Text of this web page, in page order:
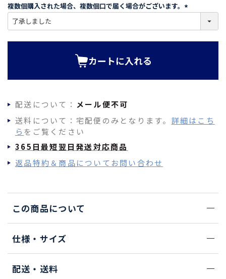
)
複数個購入された場合、複数個口で届く場合がございます。
必
カートに入れる
配送について： メール便不可
送料について：宅配便のみとなります。 詳細はこち
ら をご覧ください
365日最短翌日発送対応商品
返品特約＆商品についてお問い合わせ
この商品について
仕様・サイズ
配送・送料